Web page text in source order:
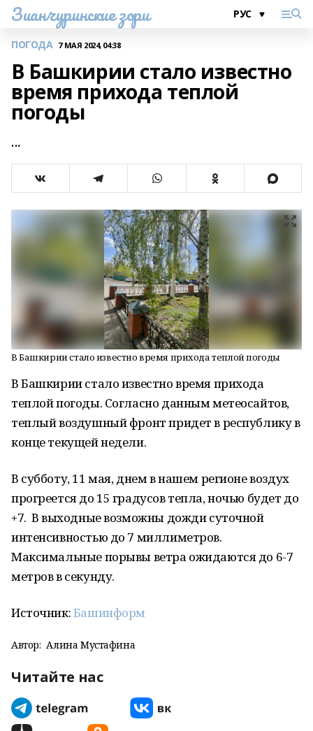
Зианчуринские зори
ПОГОДА 7 МАЯ 2024, 04:38
В Башкирии стало известно
время прихода теплой
погоды
...
В Башкирии стало известно время прихода теплой погоды
В Башкирии стало известно время прихода
теплой погоды. Согласно данным метеосайтов,
теплый воздушный фронт придет в республику в
конце текущей недели.
В субботу, 11 мая, днем в нашем регионе воздух
прогреется до 15 градусов тепла, ночью будет до
+7. В выходные возможны дожди суточной
интенсивностью до 7 миллиметров.
Максимальные порывы ветра ожидаются до 6-7
метров в секунду.
Источник:Башинформ
Автор: Алина Мустафина
Читайте нас